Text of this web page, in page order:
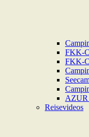
FKK-
FKK-
AZUR
Reisevideos